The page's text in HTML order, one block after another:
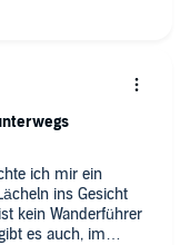
ich mir ein
ins Gesicht
kein Wanderführer
es auch, im